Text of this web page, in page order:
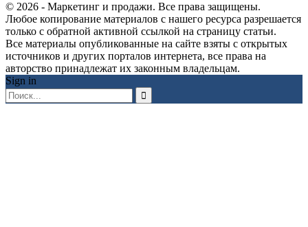
© 2026 - Маркетинг и продажи. Все права защищены.
Любое копирование материалов с нашего ресурса разрешается
только с обратной активной ссылкой на страницу статьи.
Все материалы опубликованные на сайте взяты с открытых
источников и других порталов интернета, все права на
авторство принадлежат их законным владельцам.
Sign in